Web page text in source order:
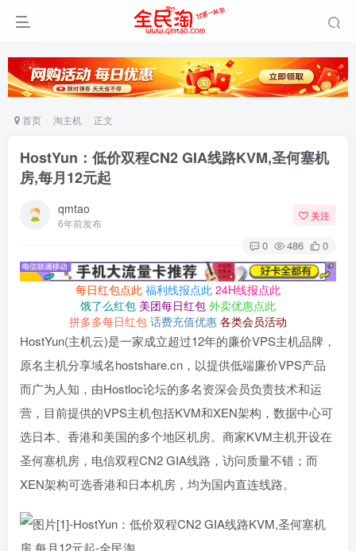
首页 淘主机 正文
HostYun：低价双程CN2 GIA线路KVM,圣何塞机
房,每月12元起
qmtao
6年前发布
关注
0 486 0
每日红包点此 福利线报点此 24H线报点此
饿了么红包 美团每日红包 外卖优惠点此
拼多多每日红包 话费充值优惠 各类会员活动
HostYun(主机云)是一家成立超过12年的廉价VPS主机品牌，
原名主机分享域名hostshare.cn，以提供低端廉价VPS产品
而广为人知，由Hostloc论坛的多名资深会员负责技术和运
营，目前提供的VPS主机包括KVM和XEN架构，数据中心可
选日本、香港和美国的多个地区机房。商家KVM主机开设在
圣何塞机房，电信双程CN2 GIA线路，访问质量不错；而
XEN架构可选香港和日本机房，均为国内直连线路。